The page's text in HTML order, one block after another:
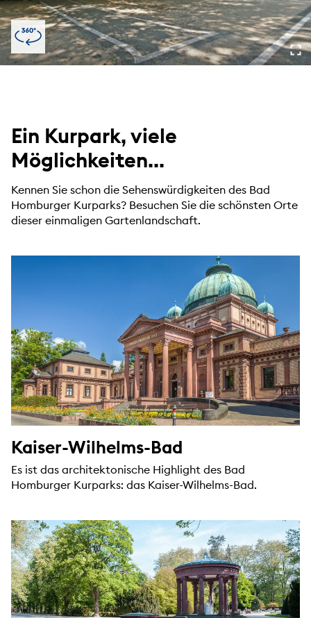
Ein Kurpark, viele
Möglichkeiten...
Kennen Sie schon die Sehenswürdigkeiten des Bad
Homburger Kurparks? Besuchen Sie die schönsten Orte
dieser einmaligen Gartenlandschaft.
Kaiser-Wilhelms-Bad
Es ist das architektonische Highlight des Bad
Homburger Kurparks: das Kaiser-Wilhelms-Bad.